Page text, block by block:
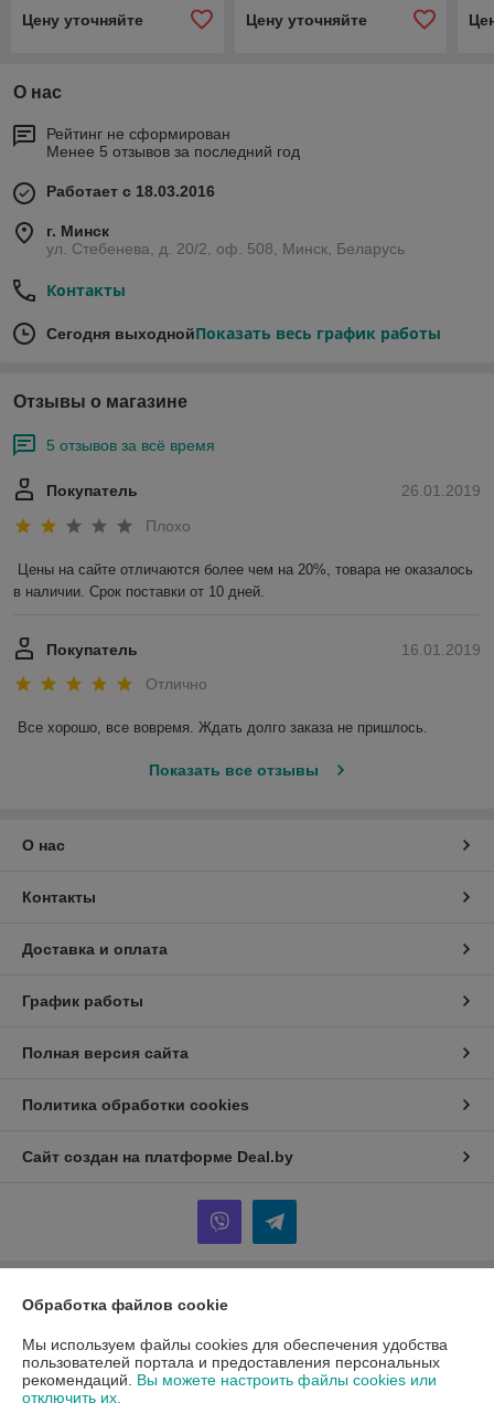
Цену уточняйте Цену уточняйте
О нас
Рейтинг не сформирован
Менее 5 отзывов за последний год
Работает с 18.03.2016
г. Минск
ул. Стебенева, д. 20/2, оф. 508, Минск, Беларусь
Контакты
Сегодня выходнойПоказать весь график работы
Отзывы о магазине
5 отзывов за всё время
26.01.2019
Покупатель
Плохо
Цены на сайте отличаются более чем на 20%, товара не оказалось
в наличии. Срок поставки от 10 дней.
16.01.2019
Покупатель
Отлично
Все хорошо, все вовремя. Ждать долго заказа не пришлось.
Показать все отзывы
О нас
Контакты
Доставка и оплата
График работы
Полная версия сайта
Политика обработки cookies
Сайт создан на платформе Deal.by
Информация для покупателя
Юридическое лицо:ООО "АмперМера"
220024, г. Минск, ул. Стебенева, д. 20/2, оф. 508
Регистрационный номер ЕГР: 192652668
Обработка файлов cookie
Мы используем файлы cookies для обеспечения удобства
пользователей портала и предоставления персональных
рекомендаций. Вы можете настроить файлы cookies или
отключить их.